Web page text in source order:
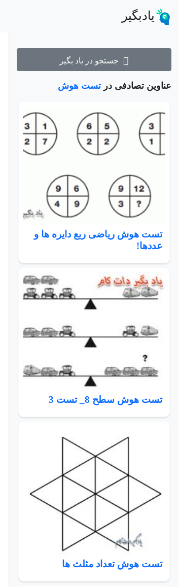
یادبگیر
جستجو در یاد بگیر
عناوین تصادفی درتست هوش
تست هوش ریاضی ربع دایره ها و
عددها!
تست هوش سطح 8_ تست 3
تست هوش تعداد مثلث ها